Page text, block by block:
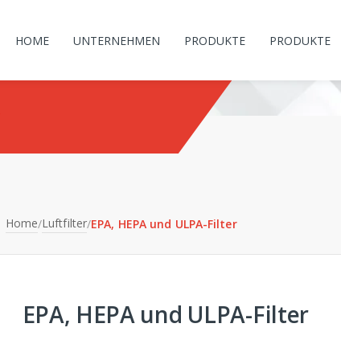
HOME UNTERNEHMEN PRODUKTE PRODUKTE
Home/Luftfilter/EPA, HEPA und ULPA-Filter
EPA, HEPA und ULPA-Filter